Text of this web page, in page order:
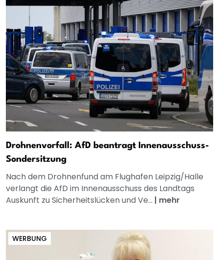
Drohnenvorfall: AfD beantragt Innenausschuss-
Sondersitzung
Nach dem Drohnenfund am Flughafen Leipzig/Halle
verlangt die AfD im Innenausschuss des Landtags
Auskunft zu Sicherheitslücken und Ve... | mehr
WERBUNG